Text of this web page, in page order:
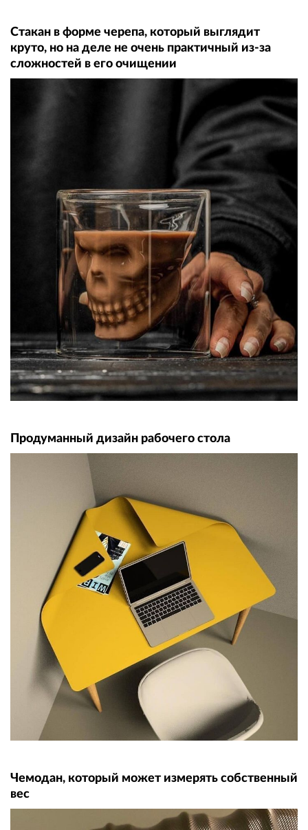
Стакан в форме черепа, который выглядит
круто, но на деле не очень практичный из-за
сложностей в его очищении
Продуманный дизайн рабочего стола
Чемодан, который может измерять собственный
вес